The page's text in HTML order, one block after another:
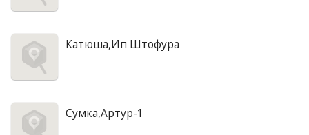
Катюша,Ип Штофура
Сумка,Артур-1